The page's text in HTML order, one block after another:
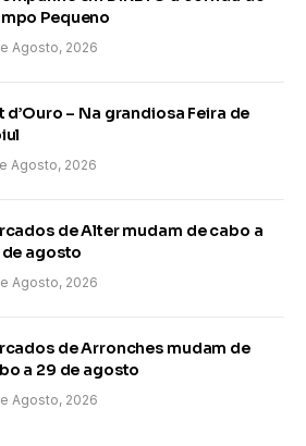
Pequeno
Agosto, 2026
d’Ouro – Na grandiosa Feira de
Agosto, 2026
de Alter mudam de cabo a
de agosto
Agosto, 2026
de Arronches mudam de
a 29 de agosto
Agosto, 2026